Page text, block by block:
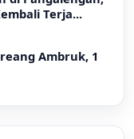
Terja...
Ambruk, 1